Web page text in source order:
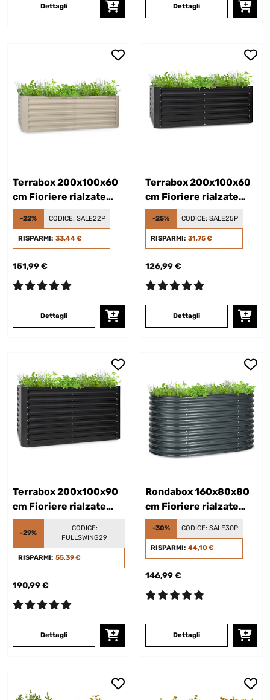
Dettagli Dettagli
Terrabox 200x100x60
cm Fioriere rialzate
Crema
-22% CODICE: SALE22P
RISPARMI: 33,44 €
151,99 €
Dettagli
Terrabox 200x100x60
cm Fioriere rialzate
Antracite
-25% CODICE: SALE25P
RISPARMI: 31,75 €
126,99 €
Dettagli
Terrabox 200x100x90
cm Fioriere rialzate
Antracite
-29%
CODICE:
FULLSWING29
RISPARMI: 55,39 €
190,99 €
Dettagli
Rondabox 160x80x80
cm Fioriere rialzate
Antracite
-30% CODICE: SALE30P
RISPARMI: 44,10 €
146,99 €
Dettagli